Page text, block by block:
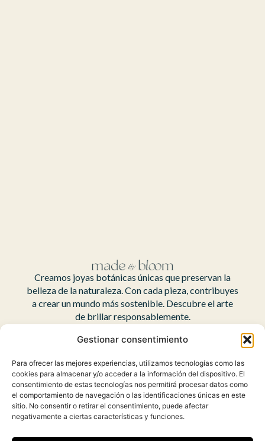
Gestionar consentimiento
Para ofrecer las mejores experiencias, utilizamos tecnologías como las
cookies para almacenar y/o acceder a la información del dispositivo. El
consentimiento de estas tecnologías nos permitirá procesar datos como
el comportamiento de navegación o las identificaciones únicas en este
sitio. No consentir o retirar el consentimiento, puede afectar
negativamente a ciertas características y funciones.
Creamos joyas botánicas únicas que preservan la
belleza de la naturaleza. Con cada pieza, contribuyes
a crear un mundo más sostenible. Descubre el arte
de brillar responsablemente.
ES